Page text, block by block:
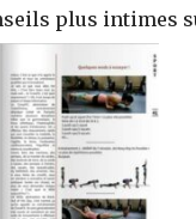
plus intimes